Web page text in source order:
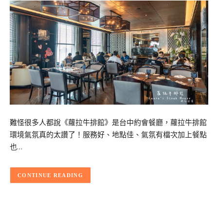
難怪很多人都說《蘿拉牛排館》是台中約會餐廳，蘿拉牛排館
環境氣氛真的太讚了！服務好、地點佳、氣氛有檔次加上餐點
也…
CONTINUE READING